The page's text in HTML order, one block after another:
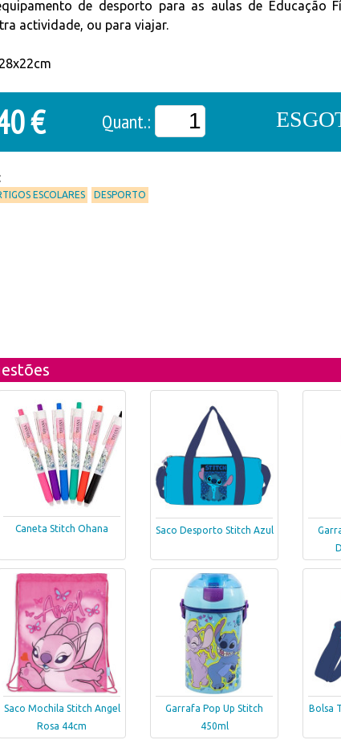
de desporto para as aulas de Educação
actividade, ou para viajar.
€ Quant.:
ESCOLARES DESPORTO
Caneta Stitch Ohana Saco Desporto Stitch Azul
Saco Mochila Stitch Angel
Rosa 44cm
Garrafa Pop Up Stitch
450ml
Bolsa